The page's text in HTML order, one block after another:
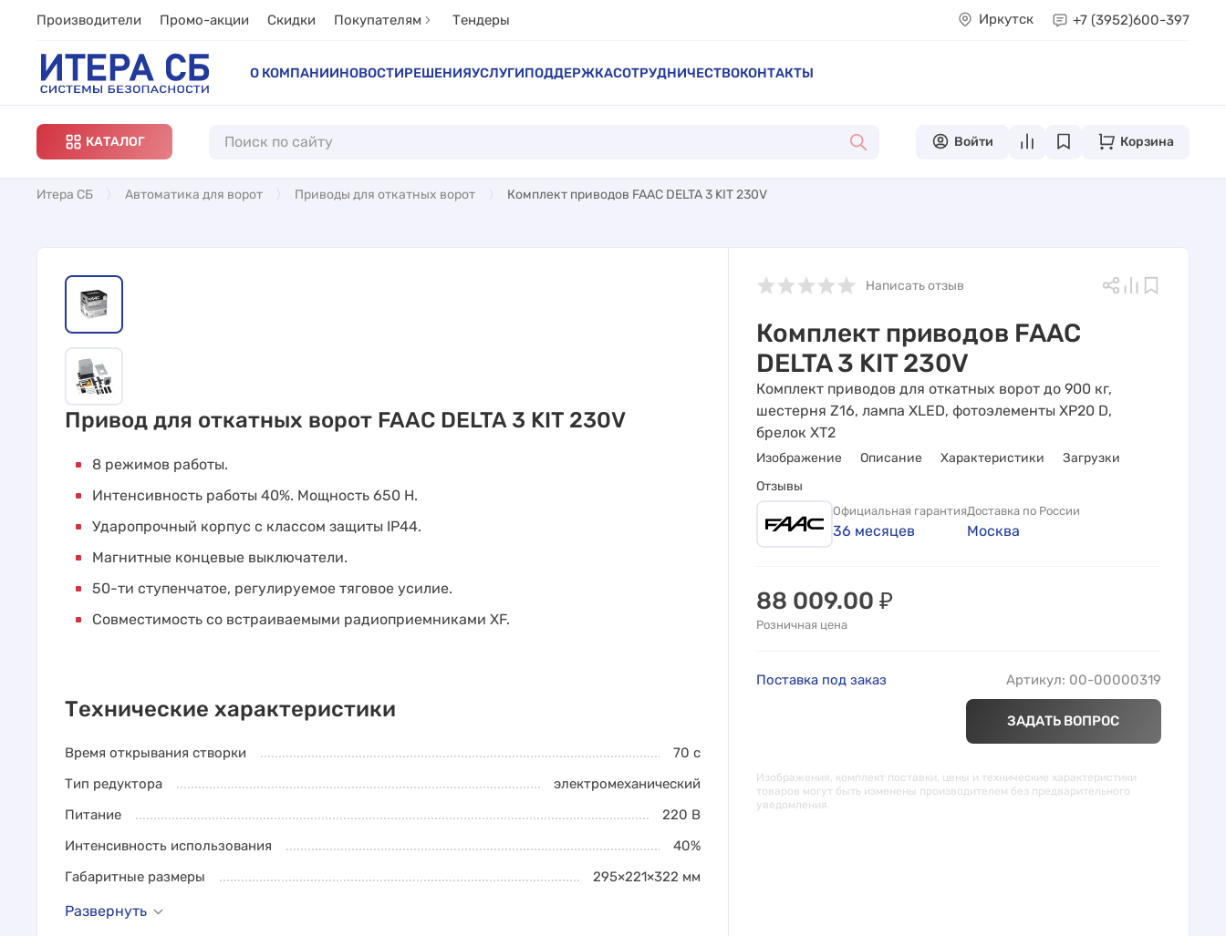
Производители Промо-акции Скидки Покупателям Тендеры Иркутск +7 (3952)600-397
О КОМПАНИИНОВОСТИРЕШЕНИЯУСЛУГИПОДДЕРЖКАСОТРУДНИЧЕСТВОКОНТАКТЫ
КАТАЛОГ Войти Корзина
Итера СБ Автоматика для ворот Приводы для откатных ворот Комплект приводов FAAC DELTA 3 KIT 230V
Написать отзыв
Комплект приводов FAAC
DELTA 3 KIT 230V
Комплект приводов для откатных ворот до 900 кг,
шестерня Z16, лампа XLED, фотоэлементы XP20 D,
брелок XT2
Изображение Описание Характеристики
Загрузки
Отзывы
Официальная гарантия
36 месяцев
Доставка по России
Москва
88 009.00 ₽
Розничная цена
Поставка под заказ Артикул: 00-00000319
ЗАДАТЬ ВОПРОС
Изображения, комплект поставки, цены и технические характеристики
товаров могут быть изменены производителем без предварительного
уведомления.
Привод для откатных ворот FAAC DELTA 3 KIT 230V
8 режимов работы.
Интенсивность работы 40%. Мощность 650 H.
Ударопрочный корпус с классом защиты IP44.
Магнитные концевые выключатели.
50-ти ступенчатое, регулируемое тяговое усилие.
Совместимость со встраиваемыми радиоприемниками XF.
Технические характеристики
Время открывания створки 70 с
Тип редуктора
электромеханический
Питание
220 В
Интенсивность использования
40%
Габаритные размеры
295×221×322 мм
Развернуть